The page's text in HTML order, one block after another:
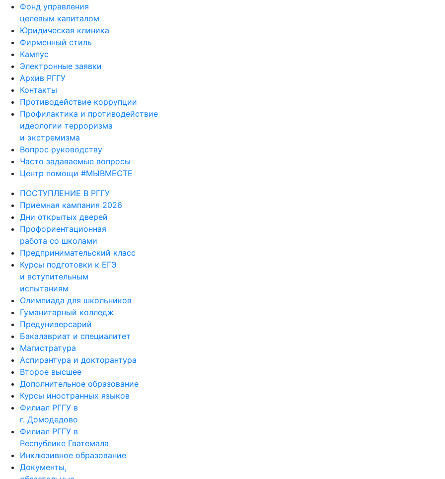
Фонд управления
целевым капиталом
Юридическая клиника
Фирменный стиль
Кампус
Электронные заявки
Архив РГГУ
Контакты
Противодействие коррупции
Профилактика и противодействие
идеологии терроризма
и экстремизма
Вопрос руководству
Часто задаваемые вопросы
Центр помощи #МЫВМЕСТЕ
ПОСТУПЛЕНИЕ В РГГУ
Приемная кампания 2026
Дни открытых дверей
Профориентационная
работа со школами
Предпринимательский класс
Курсы подготовки к ЕГЭ
и вступительным
испытаниям
Олимпиада для школьников
Гуманитарный колледж
Предуниверсарий
Бакалавриат и специалитет
Магистратура
Аспирантура и докторантура
Второе высшее
Дополнительное образование
Курсы иностранных языков
Филиал РГГУ в
г. Домодедово
Филиал РГГУ в
Республике Гватемала
Инклюзивное образование
Документы,